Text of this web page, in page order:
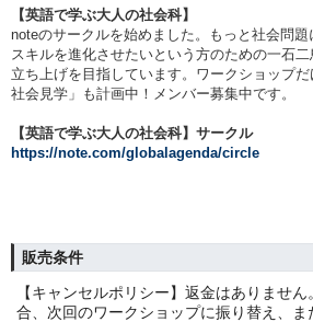
【英語で学ぶ大人の社会科】
noteのサークルを始めました。もっと社会問
スキルを進化させたいという方のための一石
立ち上げを目指しています。ワークショップ
社会見学」も計画中！メンバー募集中です。
【英語で学ぶ大人の社会科】サークル
https://note.com/globalagenda/circle
販売条件
【キャンセルポリシー】返金はありませ
合、次回のワークショップに振り替え、